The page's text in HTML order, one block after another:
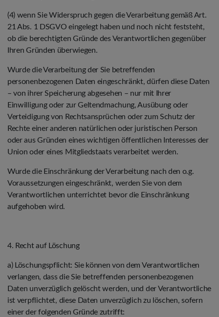
(4) wenn Sie Widerspruch gegen die Verarbeitung gemäß Art.
21 Abs. 1 DSGVO eingelegt haben und noch nicht feststeht,
ob die berechtigten Gründe des Verantwortlichen gegenüber
Ihren Gründen überwiegen.
Wurde die Verarbeitung der Sie betreffenden
personenbezogenen Daten eingeschränkt, dürfen diese Daten
– von ihrer Speicherung abgesehen – nur mit Ihrer
Einwilligung oder zur Geltendmachung, Ausübung oder
Verteidigung von Rechtsansprüchen oder zum Schutz der
Rechte einer anderen natürlichen oder juristischen Person
oder aus Gründen eines wichtigen öffentlichen Interesses der
Union oder eines Mitgliedstaats verarbeitet werden.
Wurde die Einschränkung der Verarbeitung nach den o.g.
Voraussetzungen eingeschränkt, werden Sie von dem
Verantwortlichen unterrichtet bevor die Einschränkung
aufgehoben wird.
4. Recht auf Löschung
a) Löschungspflicht: Sie können von dem Verantwortlichen
verlangen, dass die Sie betreffenden personenbezogenen
Daten unverzüglich gelöscht werden, und der Verantwortliche
ist verpflichtet, diese Daten unverzüglich zu löschen, sofern
einer der folgenden Gründe zutrifft: